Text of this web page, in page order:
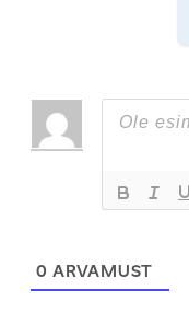
0 ARVAMUST